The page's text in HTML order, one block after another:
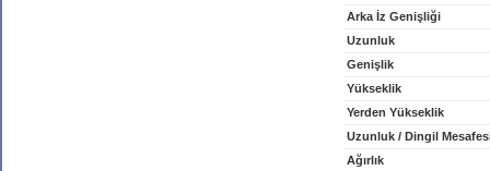
Arka İz Genişliği
Uzunluk
Genişlik
Yükseklik
Yerden Yükseklik
Uzunluk / Dingil
Ağırlık